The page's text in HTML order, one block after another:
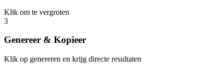
Klik om te vergroten
3
Genereer & Kopieer
Klik op genereren en krijg directe resultaten